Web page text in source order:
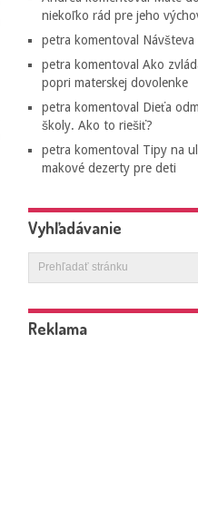
niekoľko rád pre jeho
petra komentoval Návšteva
petra komentoval Ako
popri materskej dovolenke
petra komentoval Dieťa
školy. Ako to riešiť?
petra komentoval Tipy na
makové dezerty pre deti
Vyhľadávanie
Reklama